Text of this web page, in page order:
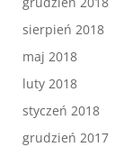
sierpień 2018
maj 2018
luty 2018
styczeń 2018
grudzień 2017